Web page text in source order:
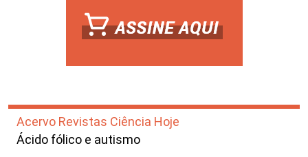
Acervo Revistas Ciência Hoje
Ácido fólico e autismo